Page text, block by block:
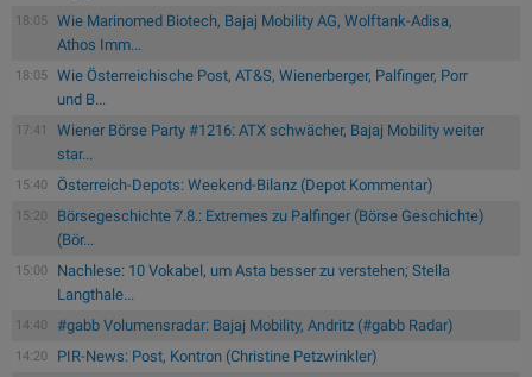
18:05
Wie Marinomed Biotech, Bajaj Mobility AG, Wolftank-Adisa,
Athos Imm...
18:05
Wie Österreichische Post, AT&S, Wienerberger, Palfinger, Porr
und B...
17:41
Wiener Börse Party #1216: ATX schwächer, Bajaj Mobility weiter
star...
15:40 Österreich-Depots: Weekend-Bilanz (Depot Kommentar)
15:20
Börsegeschichte 7.8.: Extremes zu Palfinger (Börse Geschichte)
(Bör...
15:00
Nachlese: 10 Vokabel, um Asta besser zu verstehen; Stella
Langthale...
14:40 #gabb Volumensradar: Bajaj Mobility, Andritz (#gabb Radar)
14:20 PIR-News: Post, Kontron (Christine Petzwinkler)